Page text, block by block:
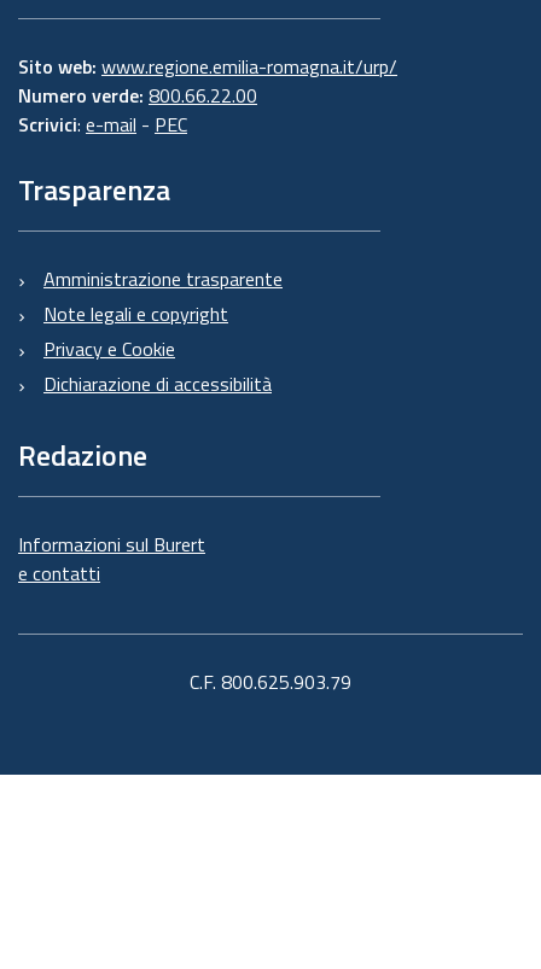
Sito web: www.regione.emilia-romagna.it/urp/
Numero verde: 800.66.22.00
Scrivici: e-mail - PEC
Trasparenza
Amministrazione trasparente
Note legali e copyright
Privacy e Cookie
Dichiarazione di accessibilità
Redazione
Informazioni sul Burert
e contatti
C.F. 800.625.903.79